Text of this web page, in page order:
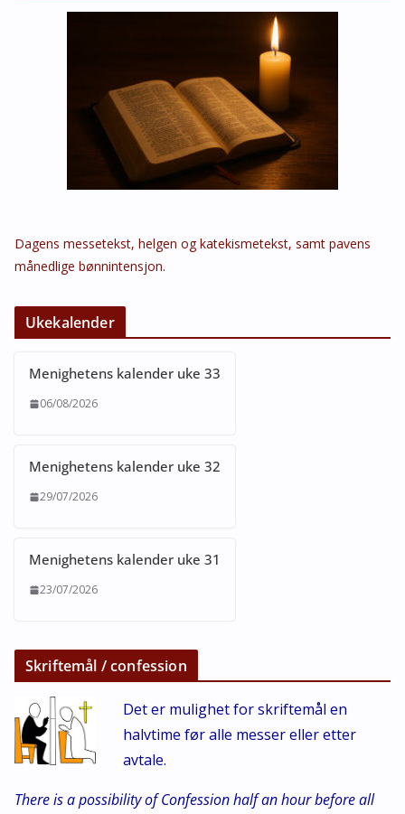
Dagens messetekst, helgen og katekismetekst, samt pavens
månedlige bønnintensjon.
Ukekalender
Menighetens kalender uke 33
06/08/2026
Menighetens kalender uke 32
29/07/2026
Menighetens kalender uke 31
23/07/2026
Skriftemål / confession
Det er mulighet for skriftemål en
halvtime før alle messer eller etter
avtale.
There is a possibility of Confession half an hour before all